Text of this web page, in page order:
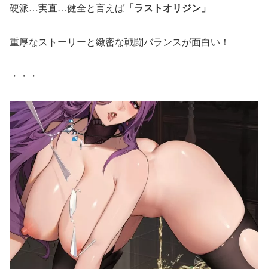
硬派…実直…健全と言えば 「ラストオリジン」
重厚なストーリーと緻密な戦闘バランスが面白い！
・・・